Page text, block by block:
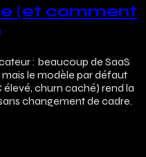
(et comment
: beaucoup de SaaS
le modèle par défaut
churn caché) rend la
changement de cadre.